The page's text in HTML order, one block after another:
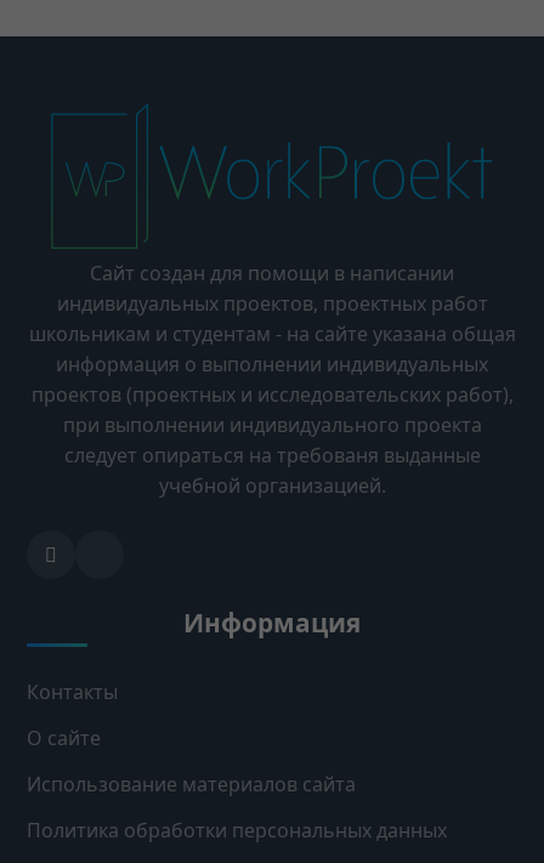
Сайт создан для помощи в написании
индивидуальных проектов, проектных работ
школьникам и студентам - на сайте указана общая
информация о выполнении индивидуальных
проектов (проектных и исследовательских работ),
при выполнении индивидуального проекта
следует опираться на требованя выданные
учебной организацией.
Информация
Контакты
О сайте
Использование материалов сайта
Политика обработки персональных данных